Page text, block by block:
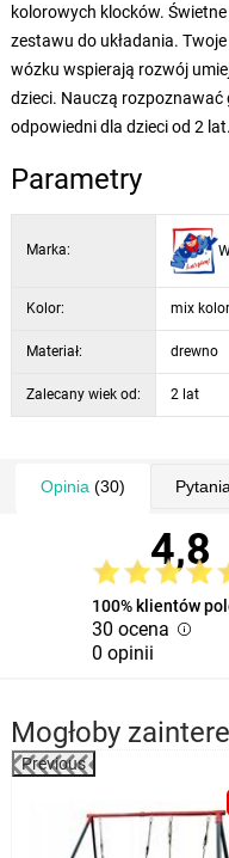
kolorowych klocków.
zestawu do układania.
wózku wspierają rozwój
dzieci. Nauczą rozpoznawać
odpowiedni dla dzieci od 2 lat.
Parametry
Marka:
Kolor: mix
Materiał: drewno
Zalecany wiek od: 2 lat
Opinia (30) Pytania
4,8
100% klientów
30 ocena
0 opinii
Mogłoby
Previous